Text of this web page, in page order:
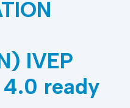
IVEP
4.0 ready